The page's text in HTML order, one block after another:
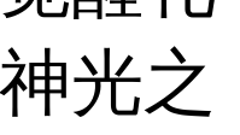
光之